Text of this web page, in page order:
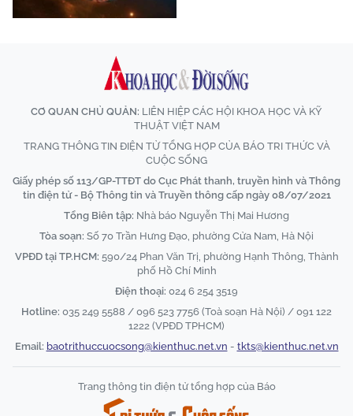
CƠ QUAN CHỦ QUẢN: LIÊN HIỆP CÁC HỘI KHOA HỌC VÀ KỸ
THUẬT VIỆT NAM
TRANG THÔNG TIN ĐIỆN TỬ TỔNG HỢP CỦA BÁO TRI THỨC VÀ
CUỘC SỐNG
Giấy phép số 113/GP-TTĐT do Cục Phát thanh, truyền hình và Thông
tin điện tử - Bộ Thông tin và Truyền thông cấp ngày 08/07/2021
Tổng Biên tập: Nhà báo Nguyễn Thị Mai Hương
Tòa soạn: Số 70 Trần Hưng Đạo, phường Cửa Nam, Hà Nội
VPĐD tại TP.HCM: 590/24 Phan Văn Trị, phường Hạnh Thông, Thành
phố Hồ Chí Minh
Điện thoại: 024 6 254 3519
Hotline: 035 249 5588 / 096 523 7756 (Toà soạn Hà Nội) / 091 122
1222 (VPĐD TPHCM)
Email: baotrithuccuocsong@kienthuc.net.vn - tkts@kienthuc.net.vn
Trang thông tin điện tử tổng hợp của Báo